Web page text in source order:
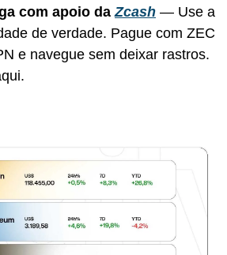
com apoio da Zcash — Use a
de verdade. Pague com ZEC
e navegue sem deixar rastros.